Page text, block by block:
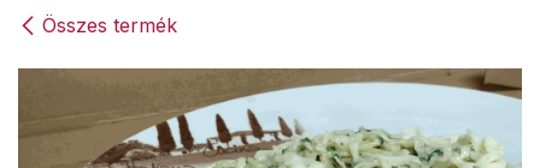
Összes termék